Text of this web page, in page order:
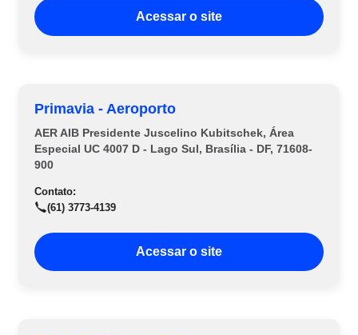
Acessar o site
Primavia - Aeroporto
AER AIB Presidente Juscelino Kubitschek, Área
Especial UC 4007 D - Lago Sul, Brasília - DF, 71608-
900
Contato:
(61) 3773-4139
Acessar o site